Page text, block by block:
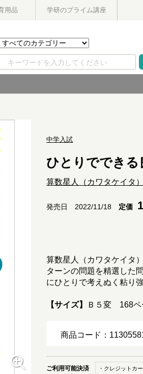
用品 学研のプライム講座
中学入試
ひとりででき
算数星人（カワタケイタ）
発売日 2022/11/18 定価
算数星人（カワタケイタ
ターンの問題を精選した
にひとりで考えぬく粘り
【サイズ】 Ｂ５変 168ペ
商品コード：
ご利用可能決済 ・クレジットカ